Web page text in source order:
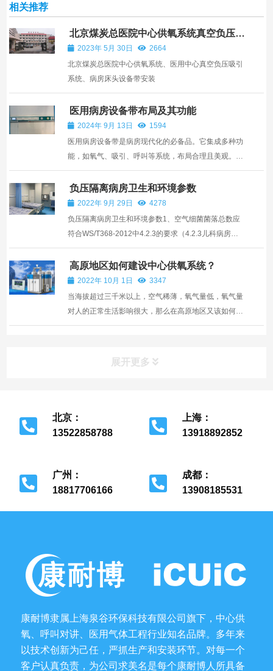
相关推荐
北京煤炭总医院中心供氧系统真空负压吸
引系统安装
2023年 5月 30日
2664
北京煤炭总医院中心供氧系统、医用中心真空负压吸引
系统、病房床头设备带安装
医用病房设备带布局及其功能
2024年 9月 13日
1594
医用病房设备带是病房现代化的必备品。它集成多种功
能，如氧气、吸引、呼叫等系统，布局合理且美观。优
质的设备带采用环保材料，安全耐用。其设计充分考虑
医护使用便捷性，高效满足患者需求。安装简便，可有
效节省病房空间。选择我们的医用病房设备带，为医护
工作助...
负压隔离病房卫生和环境参数
2022年 9月 29日
4278
负压隔离病房卫生和环境参数1、空气细菌菌落总数应
符合WS/T368-2012中4.2.3的要求（4.2.3儿科病房、
母婴同室、妇产科检查室、人流室、治疗室、注射室、
换药室、输血科、消毒供应中心、血液透析中心(室)、
急诊室、化验室、各类普通病室、感染疾病科门诊及其
病房空气中...
高原地区如何建设中心供氧系统？
2022年 10月 1日
3347
当海拔超过三千米以上，空气稀薄，氧气量低，氧气量
对人的正常生活影响很大，那么在高原地区又该如何建
设供氧系统呢？第一、氧源供应要稳定。高原地区环境
展开更多
北京：
13522858788
上海：
13918892852
广州：
18817706166
成都：
13908185531
康耐博隶属上海泉谷环保科技有限公司旗下，中心供
氧、呼叫对讲、医用气体工程行业知名品牌。多年来
以技术创新为己任，严抓生产和安装环节。对每一个
客户认真负责，为公司求美名是每个康耐博人所具备